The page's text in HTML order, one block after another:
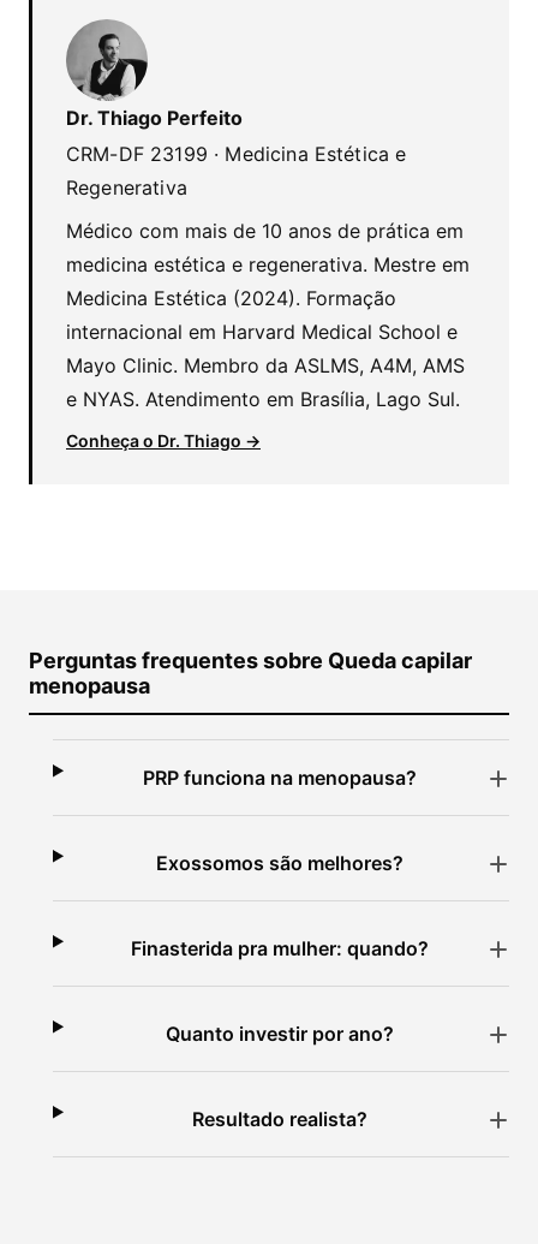
Dr. Thiago Perfeito
CRM-DF 23199 · Medicina Estética e
Regenerativa
Médico com mais de 10 anos de prática em
medicina estética e regenerativa. Mestre em
Medicina Estética (2024). Formação
internacional em Harvard Medical School e
Mayo Clinic. Membro da ASLMS, A4M, AMS
e NYAS. Atendimento em Brasília, Lago Sul.
Conheça o Dr. Thiago →
Perguntas frequentes sobre Queda capilar
menopausa
PRP funciona na menopausa?
Exossomos são melhores?
Finasterida pra mulher: quando?
Quanto investir por ano?
Resultado realista?